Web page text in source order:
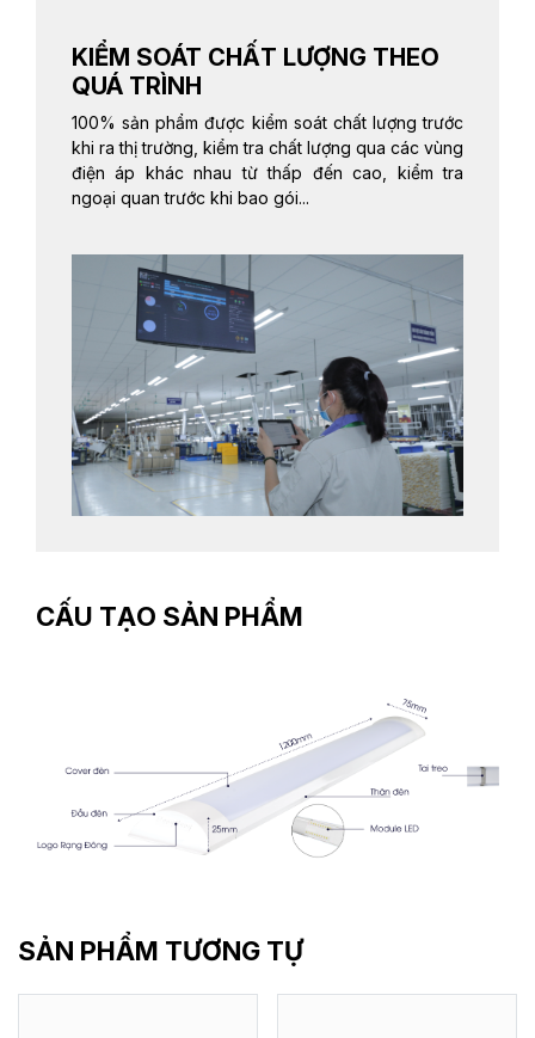
KIỂM SOÁT CHẤT LƯỢNG THEO
QUÁ TRÌNH
100% sản phẩm được kiểm soát chất lượng trước
khi ra thị trường, kiểm tra chất lượng qua các vùng
điện áp khác nhau từ thấp đến cao, kiểm tra
ngoại quan trước khi bao gói...
CẤU TẠO SẢN PHẨM
SẢN PHẨM TƯƠNG TỰ